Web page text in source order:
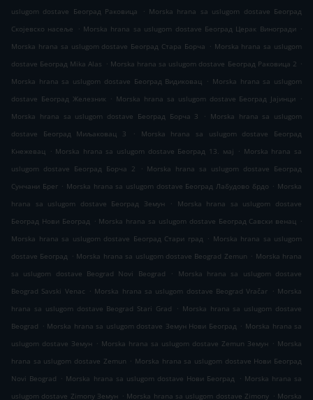
uslugom dostave Београд Раковица
. Morska hrana sa uslugom dostave Београд
Скојевско насеље
. Morska hrana sa uslugom dostave Београд Церак Виногради .
Morska hrana sa uslugom dostave Београд Стара Борча . Morska hrana sa uslugom
dostave Београд Mika Alas . Morska hrana sa uslugom dostave Београд Раковица 2 .
Morska hrana sa uslugom dostave Београд Видиковац . Morska hrana sa uslugom
dostave Београд Железник . Morska hrana sa uslugom dostave Београд Јајинци
.
Morska hrana sa uslugom dostave Београд Борча 3
. Morska hrana sa uslugom
dostave Београд Миљаковац 3
.
Morska hrana sa uslugom dostave Београд
Кнежевац . Morska hrana sa uslugom dostave Београд 13. мај . Morska hrana sa
uslugom dostave Београд Борча 2
. Morska hrana sa uslugom dostave Београд
Сунчани Брег . Morska hrana sa uslugom dostave Београд Лабудово брдо . Morska
hrana sa uslugom dostave Београд Земун
.
Morska hrana sa uslugom dostave
Београд Нови Београд . Morska hrana sa uslugom dostave Београд Савски венац .
Morska hrana sa uslugom dostave Београд Стари град . Morska hrana sa uslugom
dostave Београд . Morska hrana sa uslugom dostave Beograd Zemun . Morska hrana
sa uslugom dostave Beograd Novi Beograd
.
Morska hrana sa uslugom dostave
Beograd Savski Venac . Morska hrana sa uslugom dostave Beograd Vračar . Morska
hrana sa uslugom dostave Beograd Stari Grad
. Morska hrana sa uslugom dostave
Beograd . Morska hrana sa uslugom dostave Земун Нови Београд . Morska hrana sa
uslugom dostave Земун . Morska hrana sa uslugom dostave Zemun Земун . Morska
hrana sa uslugom dostave Zemun . Morska hrana sa uslugom dostave Нови Београд
Novi Beograd . Morska hrana sa uslugom dostave Нови Београд . Morska hrana sa
uslugom dostave Zimony Земун . Morska hrana sa uslugom dostave Zimony . Morska